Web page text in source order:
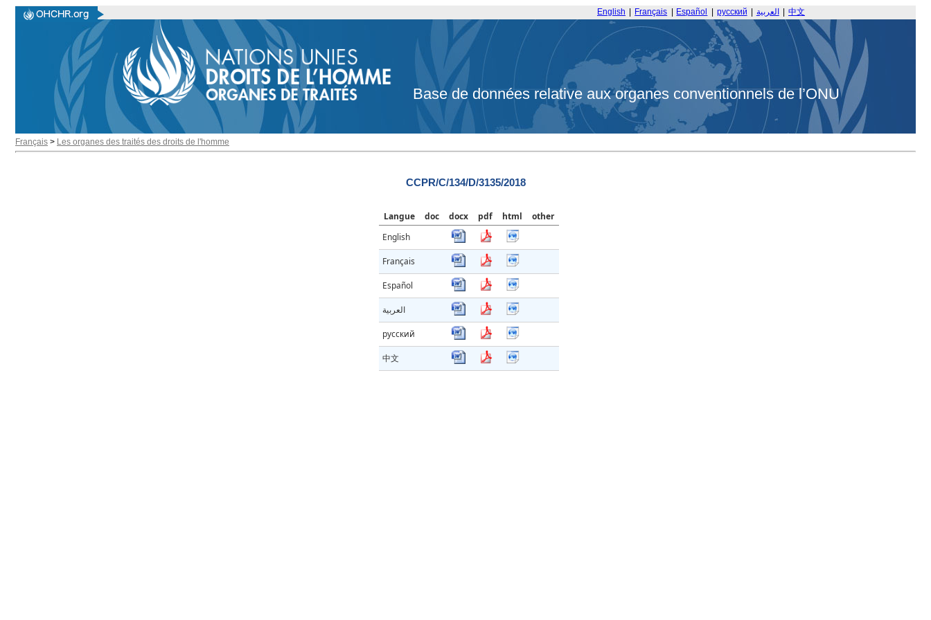
English Français Español русский العربية 中文
Base de données relative aux organes conventionnels de l’ONU
Français > Les organes des traités des droits de l'homme
CCPR/C/134/D/3135/2018
Langue doc docx pdf html
other
English
Français
Español
العربية
русский
中文